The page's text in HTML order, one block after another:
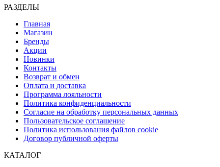
РАЗДЕЛЫ
Главная
Магазин
Бренды
Акции
Новинки
Контакты
Возврат и обмен
Оплата и доставка
Программа лояльности
Политика конфиденциальности
Согласие на обработку персональных данных
Пользовательское соглашение
Политика использования файлов cookie
Договор публичной оферты
КАТАЛОГ